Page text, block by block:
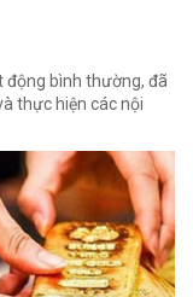
động bình thường, đã
thực hiện các nội